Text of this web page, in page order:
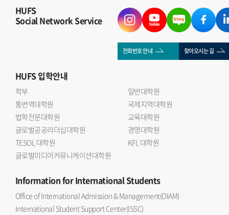
HUFS
Social Network Service
전화번호 안내 찾아오시는 길
HUFS입학안내
학부
일반대학원
통번역대학원
국제지역대학원
법학전문대학원
교육대학원
글로벌공공리더십대학원
경영대학원
TESOL 대학원
KFL 대학원
글로벌미디어커뮤니케이션대학원
Informationfor International Students
Office of International Admission & Management(OIAM)
International Student Support Center(ISSC)